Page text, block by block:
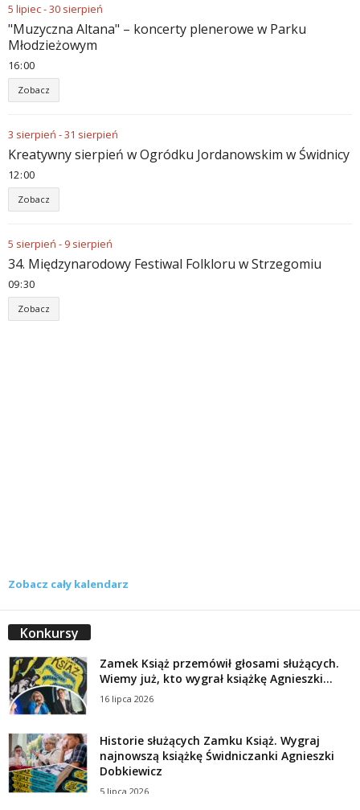
5 lipiec-30 sierpień
"Muzyczna Altana" – koncerty plenerowe w Parku
Młodzieżowym
16:00
Zobacz
3 sierpień -31 sierpień
Kreatywny sierpień w Ogródku Jordanowskim w Świdnicy
12:00
Zobacz
5 sierpień - 9 sierpień
34. Międzynarodowy Festiwal Folkloru w Strzegomiu
09:30
Zobacz
Zobacz cały kalendarz
Konkursy
Zamek Książ przemówił głosami służących.
Wiemy już, kto wygrał książkę Agnieszki...
16 lipca 2026
Historie służących Zamku Książ. Wygraj
najnowszą książkę Świdniczanki Agnieszki
Dobkiewicz
5 lipca 2026